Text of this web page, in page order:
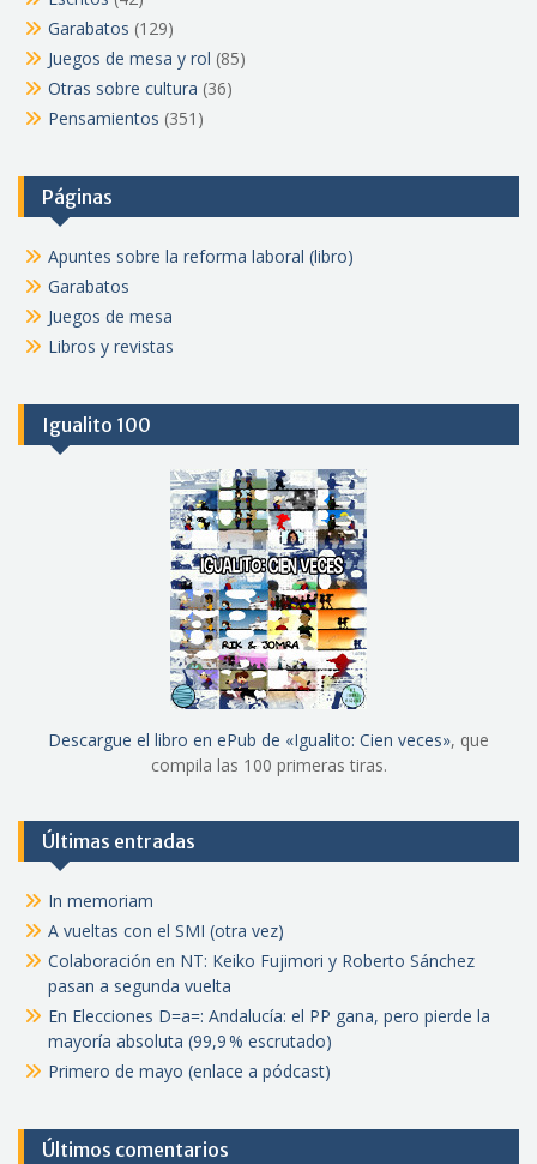
Garabatos (129)
Juegos de mesa y rol (85)
Otras sobre cultura (36)
Pensamientos (351)
Páginas
Apuntes sobre la reforma laboral (libro)
Garabatos
Juegos de mesa
Libros y revistas
Igualito 100
Descargue el libro en ePub de «Igualito: Cien veces», que
compila las 100 primeras tiras.
Últimas entradas
In memoriam
A vueltas con el SMI (otra vez)
Colaboración en NT: Keiko Fujimori y Roberto Sánchez
pasan a segunda vuelta
En Elecciones D=a=: Andalucía: el PP gana, pero pierde la
mayoría absoluta (99,9 % escrutado)
Primero de mayo (enlace a pódcast)
Últimos comentarios